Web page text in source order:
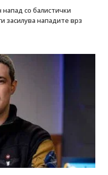
со балистички
засилува нападите врз